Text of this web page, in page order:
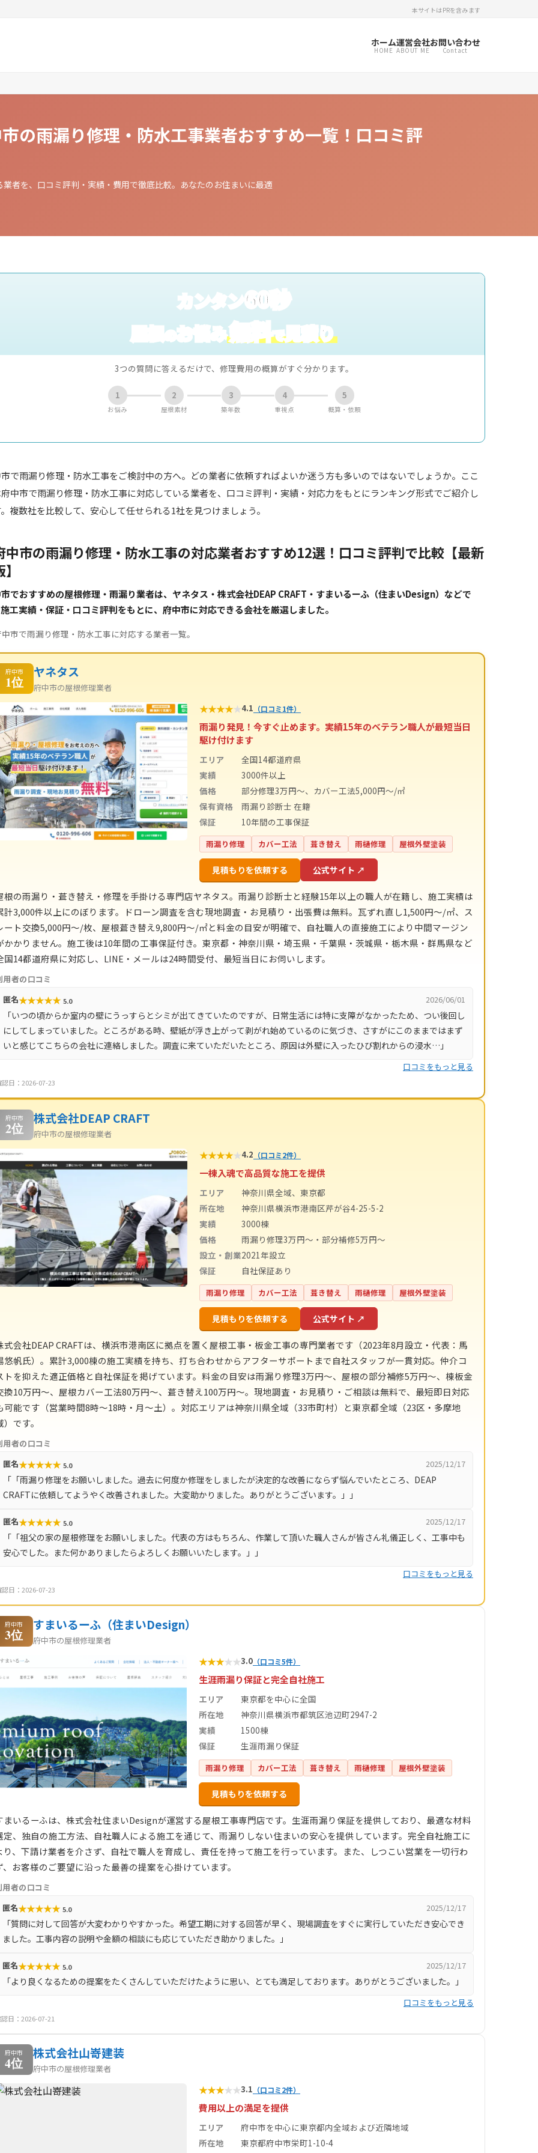
本サイトはPRを含みます
ホーム
HOME
運営会社
ABOUT ME
お問い合わせ
Contact
の雨漏り修理・防水工事業者おすすめ一覧！口コミ評
者を、口コミ評判・実績・費用で徹底比較。あなたのお住まいに最適
カンタン60秒
屋根のお悩み無料で見積り
3つの質問に答えるだけで、修理費用の概算がすぐ分かります。
1
お悩み
2
屋根素材
3
築年数
4
重視点
5
概算・依頼
で雨漏り修理・防水工事をご検討中の方へ。どの業者に依頼すればよいか迷う方も多いのではないでしょうか。ここ
中市で雨漏り修理・防水工事に対応している業者を、口コミ評判・実績・対応力をもとにランキング形式でご紹介し
複数社を比較して、安心して任せられる1社を見つけましょう。
中市の雨漏り修理・防水工事の対応業者おすすめ12選！口コミ評判で比較【最新
でおすすめの屋根修理・雨漏り業者は、ヤネタス・株式会社DEAP CRAFT・すまいるーふ（住まいDesign）などで
工実績・保証・口コミ評判をもとに、府中市に対応できる会社を厳選しました。
市で雨漏り修理・防水工事に対応する業者一覧。
府中市
1位
ヤネタス
府中市の屋根修理業者
★★★★★4.1 （口コミ1件）
雨漏り発見！今すぐ止めます。実績15年のベテラン職人が最短当日
駆け付けます
エリア
全国14都道府県
実績
3000件以上
価格
部分修理3万円～、カバー工法5,000円～/㎡
保有資格
雨漏り診断士 在籍
保証
10年間の工事保証
雨漏り修理 カバー工法 葺き替え 雨樋修理 屋根外壁塗装
見積もりを依頼する 公式サイト ↗
根の雨漏り・葺き替え・修理を手掛ける専門店ヤネタス。雨漏り診断士と経験15年以上の職人が在籍し、施工実績は
計3,000件以上にのぼります。ドローン調査を含む現地調査・お見積り・出張費は無料。瓦ずれ直し1,500円〜/㎡、ス
ート交換5,000円〜/枚、屋根葺き替え9,800円〜/㎡と料金の目安が明確で、自社職人の直接施工により中間マージン
かかりません。施工後は10年間の工事保証付き。東京都・神奈川県・埼玉県・千葉県・茨城県・栃木県・群馬県など
国14都道府県に対応し、LINE・メールは24時間受付、最短当日にお伺いします。
用者の口コミ
匿名★★★★★ 5.0 2026/06/01
「いつの頃からか室内の壁にうっすらとシミが出てきていたのですが、日常生活には特に支障がなかったため、つい後回し
にしてしまっていました。ところがある時、壁紙が浮き上がって剥がれ始めているのに気づき、さすがにこのままではまず
いと感じてこちらの会社に連絡しました。調査に来ていただいたところ、原因は外壁に入ったひび割れからの浸水…」
口コミをもっと見る
認日：2026-07-23
府中市
2位
株式会社DEAP CRAFT
府中市の屋根修理業者
★★★★★4.2 （口コミ2件）
一棟入魂で高品質な施工を提供
エリア
神奈川県全域、東京都
所在地
神奈川県横浜市港南区芹が谷4-25-5-2
実績
3000棟
価格
雨漏り修理3万円〜・部分補修5万円〜
設立・創業2021年設立
保証
自社保証あり
雨漏り修理 カバー工法 葺き替え 雨樋修理 屋根外壁塗装
見積もりを依頼する 公式サイト ↗
式会社DEAP CRAFTは、横浜市港南区に拠点を置く屋根工事・板金工事の専門業者です（2023年8月設立・代表：馬
悠帆氏）。累計3,000棟の施工実績を持ち、打ち合わせからアフターサポートまで自社スタッフが一貫対応。仲介コ
トを抑えた適正価格と自社保証を掲げています。料金の目安は雨漏り修理3万円〜、屋根の部分補修5万円〜、棟板金
換10万円〜、屋根カバー工法80万円〜、葺き替え100万円〜。現地調査・お見積り・ご相談は無料で、最短即日対応
可能です（営業時間8時〜18時・月〜土）。対応エリアは神奈川県全域（33市町村）と東京都全域（23区・多摩地
）です。
用者の口コミ
匿名★★★★★ 5.0 2025/12/17
「「雨漏り修理をお願いしました。過去に何度か修理をしましたが決定的な改善にならず悩んでいたところ、DEAP
CRAFTに依頼してようやく改善されました。大変助かりました。ありがとうございます。」」
匿名★★★★★ 5.0 2025/12/17
「「祖父の家の屋根修理をお願いしました。代表の方はもちろん、作業して頂いた職人さんが皆さん礼儀正しく、工事中も
安心でした。また何かありましたらよろしくお願いいたします。」」
口コミをもっと見る
認日：2026-07-23
府中市
3位
すまいるーふ（住まいDesign）
府中市の屋根修理業者
★★★★★3.0 （口コミ5件）
生涯雨漏り保証と完全自社施工
エリア
東京都を中心に全国
所在地
神奈川県横浜市都筑区池辺町2947-2
実績
1500棟
保証
生涯雨漏り保証
雨漏り修理 カバー工法 葺き替え 雨樋修理 屋根外壁塗装
見積もりを依頼する
まいるーふは、株式会社住まいDesignが運営する屋根工事専門店です。生涯雨漏り保証を提供しており、最適な材料
定、独自の施工方法、自社職人による施工を通じて、雨漏りしない住まいの安心を提供しています。完全自社施工に
り、下請け業者を介さず、自社で職人を育成し、責任を持って施工を行っています。また、しつこい営業を一切行わ
、お客様のご要望に沿った最善の提案を心掛けています。
用者の口コミ
匿名★★★★★ 5.0 2025/12/17
「質問に対して回答が大変わかりやすかった。希望工期に対する回答が早く、現場調査をすぐに実行していただき安心でき
ました。工事内容の説明や金額の相談にも応じていただき助かりました。」
匿名★★★★★ 5.0 2025/12/17
「より良くなるための提案をたくさんしていただけたように思い、とても満足しております。ありがとうございました。」
口コミをもっと見る
日：2026-07-21
府中市
4位
株式会社山嵜建装
府中市の屋根修理業者
★★★★★3.1 （口コミ2件）
費用以上の満足を提供
エリア
府中市を中心に東京都内全域および近隣地域
所在地
東京都府中市栄町1-10-4